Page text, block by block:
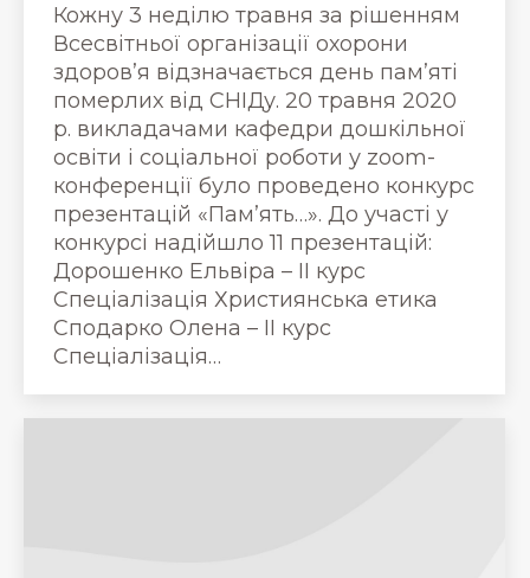
Кожну 3 неділю травня за рішенням
Всесвітньої організації охорони
здоров’я відзначається день пам’яті
померлих від СНІДу. 20 травня 2020
р. викладачами кафедри дошкільної
освіти і соціальної роботи у zoom-
конференції було проведено конкурс
презентацій «Пам’ять…». До участі у
конкурсі надійшло 11 презентацій:
Дорошенко Ельвіра – ІІ курс
Спеціалізація Християнська етика
Сподарко Олена – ІІ курс
Спеціалізація…